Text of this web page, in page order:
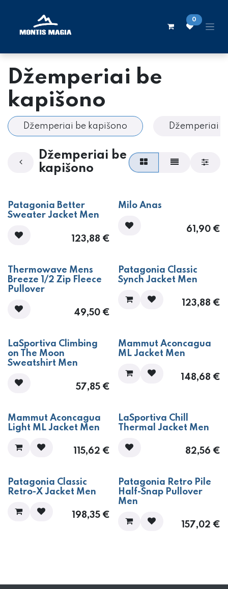
0
Džemperiai be
kapišono
Džemperiai be kapišono Džemperiai
Džemperiai be
kapišono
​Patagonia Better
Sweater Jacket Men
123,88 €
​Milo Anas
61,90€
​Thermowave Mens
Breeze 1/2 Zip Fleece
Pullover
49,50€
Patagonia Classic
Synch Jacket Men
123,88 €
LaSportiva Climbing
on The Moon
Sweatshirt Men
57,85€
Mammut Aconcagua
ML Jacket Men
148,68 €
Mammut Aconcagua
Light ML Jacket Men
115,62 €
LaSportiva Chill
Thermal Jacket Men
82,56 €
Patagonia Classic
Retro-X Jacket Men
198,35€
Patagonia Retro Pile
Half-Snap Pullover
Men
157,02 €